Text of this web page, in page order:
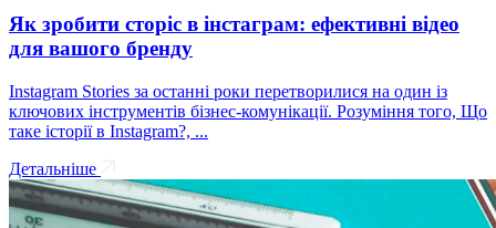
Як зробити сторіс в інстаграм: ефективні відео
для вашого бренду
Instagram Stories за останні роки перетворилися на один із
ключових інструментів бізнес-комунікації. Розуміння того, Що
таке історії в Instagram?, ...
Детальніше